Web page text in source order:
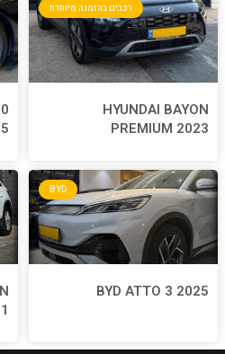
MERCEDES BENZ
MERCEDES CLE180
COUPE SPORT 2025
BYD TRADE IN-משומשים
SKODA KODIAQ AMBITION